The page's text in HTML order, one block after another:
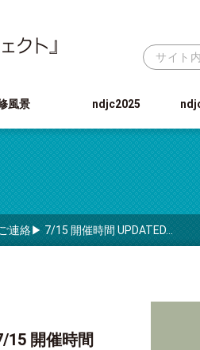
風景 ndjc2025
連絡▶︎ 7/15 開催時間 UPDATED…
15 開催時間